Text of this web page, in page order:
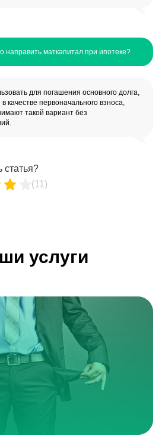
направить маткапитал при ипотеке?
для погашения основного долга,
качестве первоначального взноса,
такой вариант без
статья?
(11)
услуги